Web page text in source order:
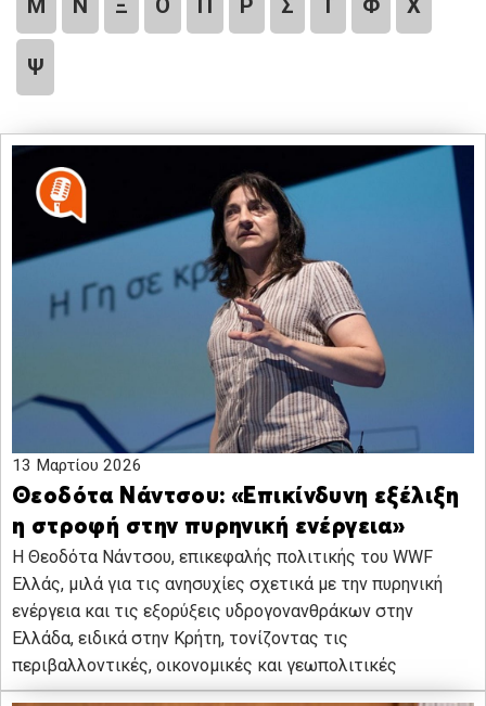
Μ Ν Ξ Ο Π Ρ Σ Τ Φ Χ
Ψ
13 Μαρτίου 2026
Θεοδότα Νάντσου: «Επικίνδυνη εξέλιξη
η στροφή στην πυρηνική ενέργεια»
Η Θεοδότα Νάντσου, επικεφαλής πολιτικής του WWF
Ελλάς, μιλά για τις ανησυχίες σχετικά με την πυρηνική
ενέργεια και τις εξορύξεις υδρογονανθράκων στην
Ελλάδα, ειδικά στην Κρήτη, τονίζοντας τις
περιβαλλοντικές, οικονομικές και γεωπολιτικές